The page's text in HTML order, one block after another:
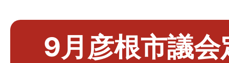
9月彦根市議会